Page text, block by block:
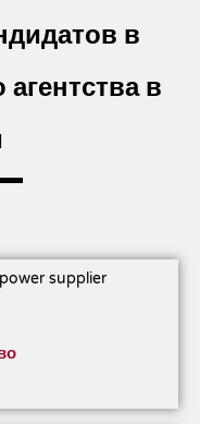
в
агентства в